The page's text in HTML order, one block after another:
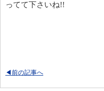
ってて下さいね!!
◀前の記事へ